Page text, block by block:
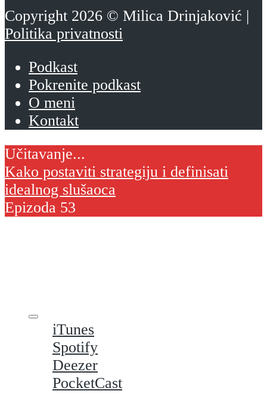
Copyright 2026 © Milica Drinjaković |
Politika privatnosti
Podkast
Pokrenite podkast
O meni
Kontakt
Kako postaviti strategiju i definisati
idealnog slušaoca
Epizoda 53
iTunes
Spotify
Deezer
PocketCast